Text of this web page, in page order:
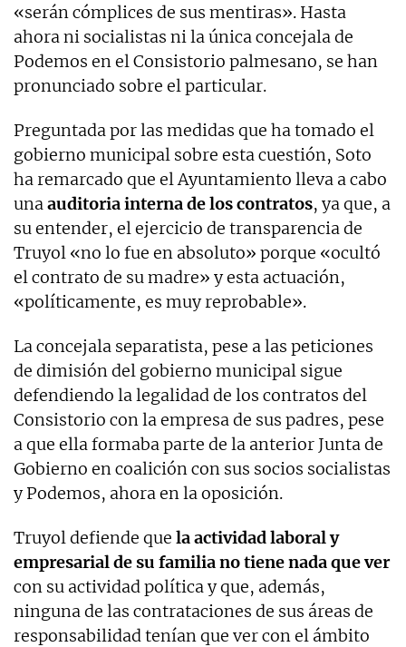
«serán cómplices de sus mentiras». Hasta
ahora ni socialistas ni la única concejala de
Podemos en el Consistorio palmesano, se han
pronunciado sobre el particular.
Preguntada por las medidas que ha tomado el
gobierno municipal sobre esta cuestión, Soto
ha remarcado que el Ayuntamiento lleva a cabo
unaauditoria interna de los contratos, ya que, a
su entender, el ejercicio de transparencia de
Truyol «no lo fue en absoluto» porque «ocultó
el contrato de su madre» y esta actuación,
«políticamente, es muy reprobable».
La concejala separatista, pese a las peticiones
de dimisión del gobierno municipal sigue
defendiendo la legalidad de los contratos del
Consistorio con la empresa de sus padres, pese
a que ella formaba parte de la anterior Junta de
Gobierno en coalición con sus socios socialistas
y Podemos, ahora en la oposición.
Truyol defiende que la actividad laboral y
empresarial de su familia no tiene nada que ver
con su actividad política y que, además,
ninguna de las contrataciones de sus áreas de
responsabilidad tenían que ver con el ámbito